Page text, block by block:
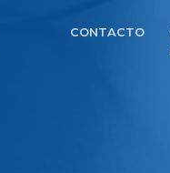
CONTACTO